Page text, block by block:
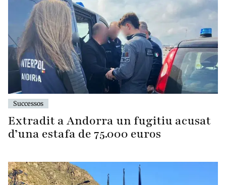
Successos
Extradit a Andorra un fugitiu acusat
d’una estafa de 75.000 euros